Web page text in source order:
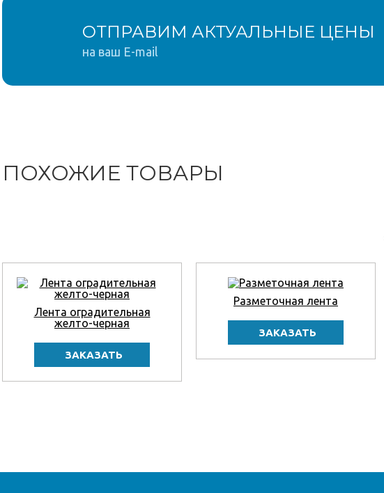
ОТПРАВИМ АКТУАЛЬНЫЕ ЦЕНЫ
на ваш E-mail
ПОХОЖИЕ ТОВАРЫ
Лента оградительная
желто-черная
Разметочная лента